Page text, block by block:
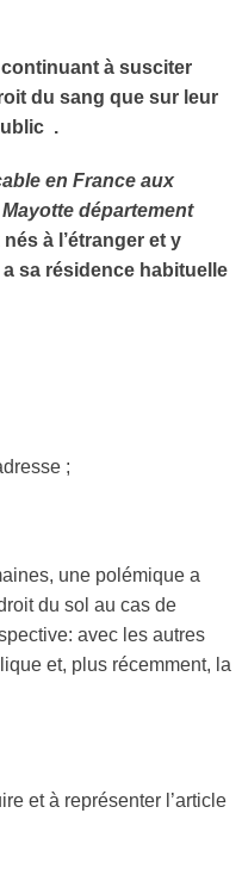
continuant à susciter
du sang que sur leur
.
en France aux
département
à l’étranger et y
sa résidence habituelle
;
une polémique a
du sol au cas de
avec les autres
et, plus récemment, la
et à représenter l’article